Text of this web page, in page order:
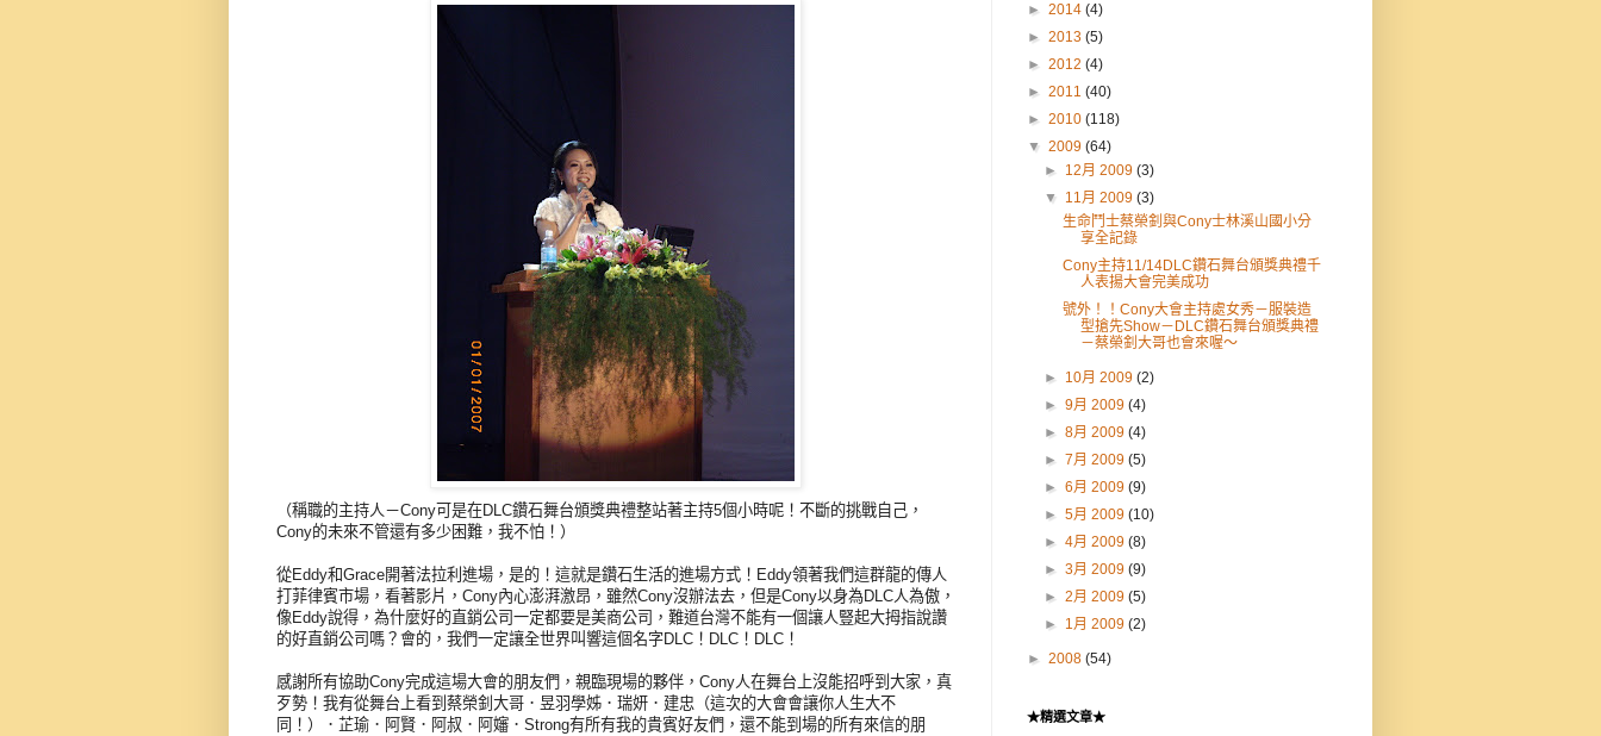
（稱職的主持人－Cony可是在DLC鑽石舞台頒獎典禮整站著主持5個小時呢！不斷的挑戰自己，
Cony的未來不管還有多少困難，我不怕！）
從Eddy和Grace開著法拉利進場，是的！這就是鑽石生活的進場方式！Eddy領著我們這群龍的傳人
打菲律賓市場，看著影片，Cony內心澎湃激昂，雖然Cony沒辦法去，但是Cony以身為DLC人為傲，
像Eddy說得，為什麼好的直銷公司一定都要是美商公司，難道台灣不能有一個讓人豎起大拇指說讚
的好直銷公司嗎？會的，我們一定讓全世界叫響這個名字DLC！DLC！DLC！
感謝所有協助Cony完成這場大會的朋友們，親臨現場的夥伴，Cony人在舞台上沒能招呼到大家，真
歹勢！我有從舞台上看到蔡榮釗大哥．昱羽學姊．瑞妍．建忠（這次的大會會讓你人生大不
同！）．芷瑜．阿賢．阿叔．阿嬸．Strong有所有我的貴賓好友們，還不能到場的所有來信的朋
► 2014 (4)
► 2013 (5)
► 2012 (4)
► 2011 (40)
► 2010 (118)
▼ 2009 (64)
► 12月 2009(3)
▼ 11月 2009(3)
生命鬥士蔡榮釗與Cony士林溪山國小分
享全記錄
Cony主持11/14DLC鑽石舞台頒獎典禮千
人表揚大會完美成功
號外！！Cony大會主持處女秀－服裝造
型搶先Show－DLC鑽石舞台頒獎典禮
－蔡榮釗大哥也會來喔～
► 10月 2009(2)
►9月 2009(4)
►8月 2009(4)
►7月 2009(5)
►6月 2009(9)
►5月 2009(10)
►4月 2009(8)
►3月 2009(9)
►2月 2009(5)
► 1月 2009(2)
► 2008 (54)
★精選文章★